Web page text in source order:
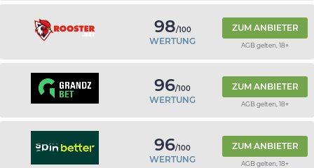
98/100
WERTUNG
ZUM ANBIETER
AGB gelten, 18+
96/100
WERTUNG
ZUM ANBIETER
AGB gelten, 18+
96/100
WERTUNG
ZUM ANBIETER
AGB gelten, 18+